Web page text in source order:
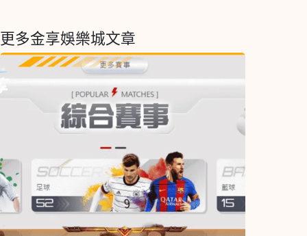
更多金享娛樂城文章